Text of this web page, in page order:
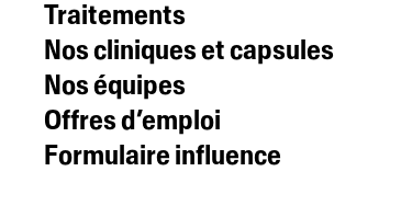
Traitements
Nos cliniques et capsules
Nos équipes
Offres d’emploi
Formulaire influence